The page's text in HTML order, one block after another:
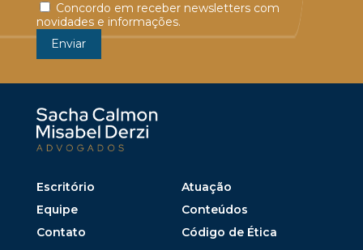
Concordo em receber newsletters com
novidades e informações.
Escritório
Atuação
Equipe
Conteúdos
Contato
Código de Ética